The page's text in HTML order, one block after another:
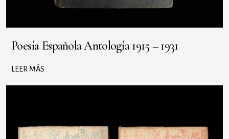
Poesía Española Antología 1915 – 1931
LEER MÁS